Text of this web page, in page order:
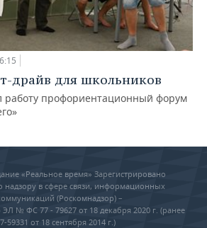
драйв для школьников
работу профориентационный форум
«Реальное время» Зарегистрировано
в сфере связи, информационных
(Роскомнадзор) –
№ ФС 77 - 79627 от 18 декабря 2020 г. (ранее
от 18 сентября 2014 г.)